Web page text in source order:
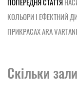
КОЛЬОРИ І ЕФЕКТНИЙ
ПРИКРАСАХ ARA
Скільки